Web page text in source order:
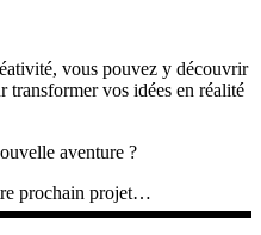
vous pouvez y découvrir
transformer vos idées en réalité
aventure ?
prochain projet…